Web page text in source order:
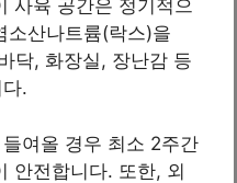
사육 공간은 정기적으
소산나트륨(락스)을
닥, 화장실, 장난감 등
.
여올 경우 최소 2주간
안전합니다. 또한, 외